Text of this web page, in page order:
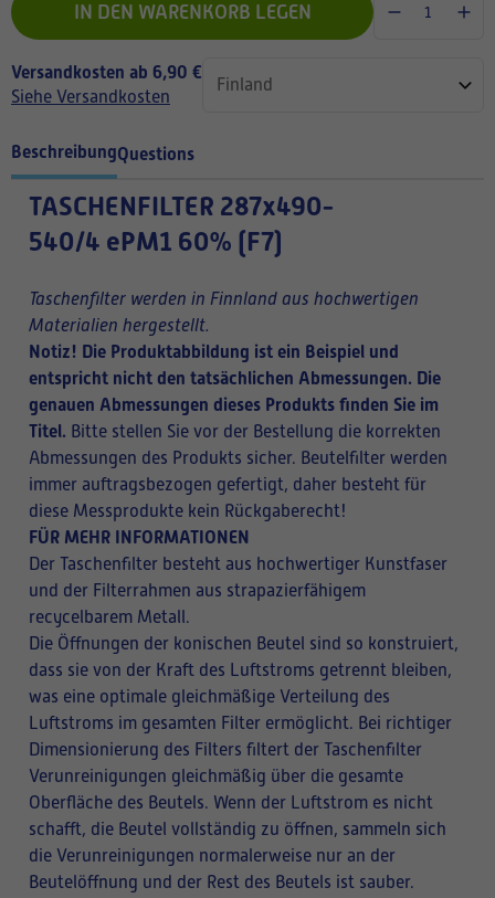
IN DEN WARENKORB LEGEN
Versandkosten ab 6,90 €
Siehe Versandkosten
BeschreibungQuestions
TASCHENFILTER 287x490-
540/4 ePM1 60% (F7)
Taschenfilter werden in Finnland aus hochwertigen
Materialien hergestellt.
Notiz! Die Produktabbildung ist ein Beispiel und
entspricht nicht den tatsächlichen Abmessungen. Die
genauen Abmessungen dieses Produkts finden Sie im
Titel. Bitte stellen Sie vor der Bestellung die korrekten
Abmessungen des Produkts sicher. Beutelfilter werden
immer auftragsbezogen gefertigt, daher besteht für
diese Messprodukte kein Rückgaberecht!
FÜR MEHR INFORMATIONEN
Der Taschenfilter besteht aus hochwertiger Kunstfaser
und der Filterrahmen aus strapazierfähigem
recycelbarem Metall.
Die Öffnungen der konischen Beutel sind so konstruiert,
dass sie von der Kraft des Luftstroms getrennt bleiben,
was eine optimale gleichmäßige Verteilung des
Luftstroms im gesamten Filter ermöglicht. Bei richtiger
Dimensionierung des Filters filtert der Taschenfilter
Verunreinigungen gleichmäßig über die gesamte
Oberfläche des Beutels. Wenn der Luftstrom es nicht
schafft, die Beutel vollständig zu öffnen, sammeln sich
die Verunreinigungen normalerweise nur an der
Beutelöffnung und der Rest des Beutels ist sauber.